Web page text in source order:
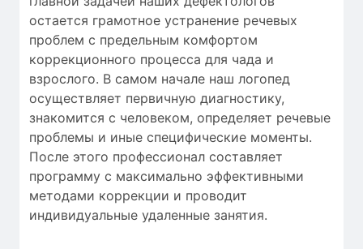
остается грамотное устранение речевых
проблем с предельным комфортом
коррекционного процесса для чада и
взрослого. В самом начале наш логопед
осуществляет первичную диагностику,
знакомится с человеком, определяет речевые
проблемы и иные специфические моменты.
После этого профессионал составляет
программу с максимально эффективными
методами коррекции и проводит
индивидуальные удаленные занятия.